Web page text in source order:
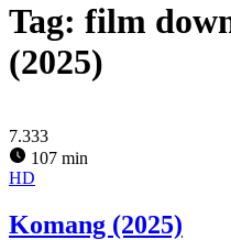
Tag: film
(2025)
7.333
107 min
HD
Komang (2025)